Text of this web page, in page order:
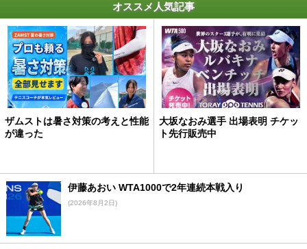
オススメ人気記事
ザムストは暑さ対策の考えと性能
が違った
大坂なおみ選手 出場表明 チケッ
ト先行販売中
伊藤あおい WTA1000で2年連続本戦入り
(2026年8月2日)